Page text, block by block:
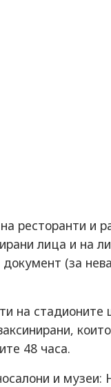
ресторанти и
лица и на
(за
на
48 часа.
и музеи: